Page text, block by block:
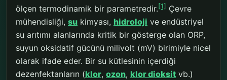
ölçen termodinamik bir parametredir.[1] Çevre
mühendisliği, su kimyası, hidroloji ve endüstriyel
su arıtımı alanlarında kritik bir gösterge olan ORP,
suyun oksidatif gücünü milivolt (mV) birimiyle nicel
olarak ifade eder. Bir su kütlesinin içerdiği
dezenfektanların (klor, ozon, klor dioksit vb.)